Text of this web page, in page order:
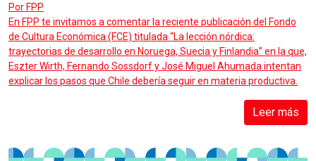
Por FPP
En FPP te invitamos a comentar la reciente publicación del Fondo
de Cultura Económica (FCE) titulada “La lección nórdica:
trayectorias de desarrollo en Noruega, Suecia y Finlandia” en la que,
Eszter Wirth, Fernando Sossdorf y José Miguel Ahumada intentan
explicar los pasos que Chile debería seguir en materia productiva.
Leer más